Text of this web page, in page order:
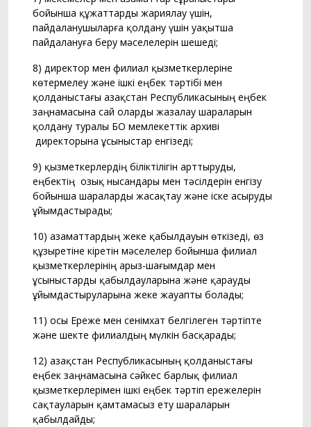
бойынша құжаттарды жариялау үшін,
пайдаланушыларға қолдану үшін уақытша
пайдалануға беру мәселелерін шешеді;
8) директор мен филиал қызметкерлеріне
көтермелеу және ішкі еңбек тәртібі мен
қолданыстағы Қазақстан Республикасының еңбек
заңнамасына сай оларды жазалау шараларын
қолдану туралы БҚО мемлекеттік архиві
директорына ұсыныстар енгізеді;
9) қызметкерлердің біліктілігін арттыруды,
еңбектің озық нысандары мен тәсілдерін енгізу
бойынша шараларды жасақтау және іске асыруды
ұйымдастырады;
10) азаматтардың жеке қабылдауын өткізеді, өз
құзыретіне кіретін мәселелер бойынша филиал
қызметкерлерінің арыз-шағымдар мен
ұсыныстарды қабылдауларына және қарауды
ұйымдастыруларына жеке жауапты болады;
11) осы Ереже мен сенімхат белгілеген тәртіпте
және шекте филиалдың мүлкін басқарады;
12) Қазақстан Республикасының қолданыстағы
еңбек заңнамасына сәйкес барлық филиал
қызметкерлерімен ішкі еңбек тәртіп ережелерін
сақтауларын қамтамасыз ету шараларын
қабылдайды;